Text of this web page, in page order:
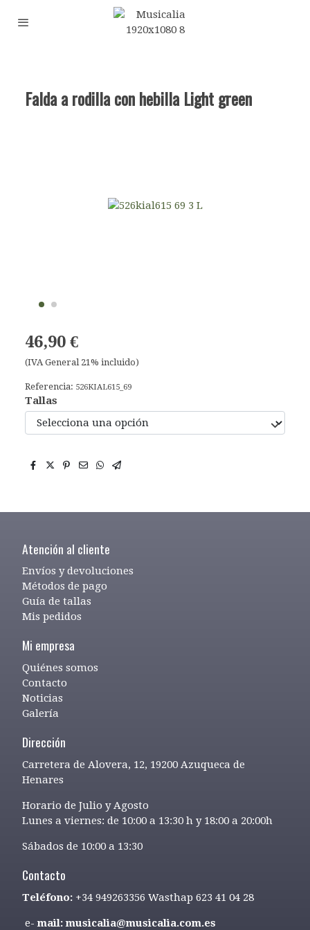
Falda a rodilla con hebilla Light green
46,90 €
(IVA General 21% incluido)
Referencia: 526KIAL615_69
Tallas
Atención al cliente
Envíos y devoluciones
Métodos de pago
Guía de tallas
Mis pedidos
Mi empresa
Quiénes somos
Contacto
Noticias
Galería
Dirección
Carretera de Alovera, 12, 19200 Azuqueca de
Henares
Horario de Julio y Agosto
Lunes a viernes: de 10:00 a 13:30 h y 18:00 a 20:00h
Sábados de 10:00 a 13:30
Contacto
Teléfono: +34 949263356 Wasthap 623 41 04 28
e-mail: musicalia@musicalia.com.es